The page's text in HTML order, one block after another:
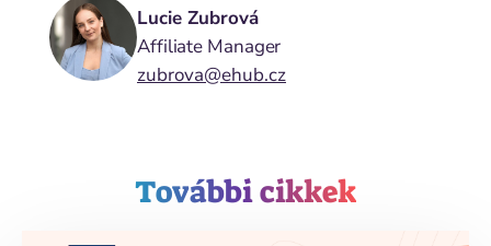
Lucie Zubrová
Affiliate Manager
zubrova@ehub.cz
További cikkek